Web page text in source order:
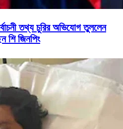
তথ্য চুরির অভিযোগ তুললেন
শি জিনপিং